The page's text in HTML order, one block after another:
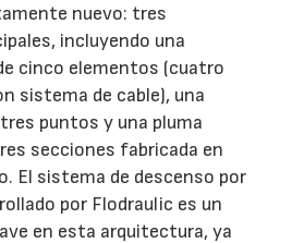
nuevo: tres
incluyendo una
cinco elementos (cuatro
sistema de cable), una
puntos y una pluma
secciones fabricada en
El sistema de descenso por
por Flodraulic es un
en esta arquitectura, ya